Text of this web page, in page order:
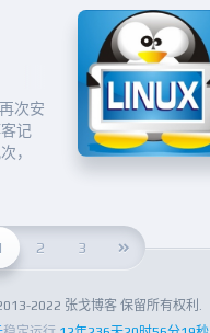
次安
记
，
2 3
2022 张戈博客 保留所有权利.